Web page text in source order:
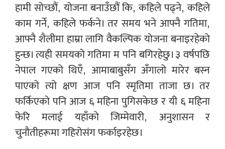
हामी सोच्छौं, योजना बनाउँछौं कि, कहिले पढ्ने, कहिले
काम गर्ने, कहिले फर्कने। तर समय भने आफ्नै गतिमा,
आफ्नै शैलीमा हाम्रा लागि वैकल्पिक योजना बनाइरहेको
हुन्छ। त्यही समयको गतिमा म पनि बगिरहेछु। ३ वर्षपछि
नेपाल गएको थिएँ, आमाबाबुसँग अँगालो मारेर बस्न
पाएको त्यो क्षण आज पनि स्मृतिमा ताजा छ। तर
फर्किएको पनि आज ६ महिना पुगिसकेछ र यी ६ महिना
फेरि मलाई यहाँको जिम्मेवारी, अनुशासन र
चुनौतीहरूमा गहिरोसंग फर्काइरहेछ।